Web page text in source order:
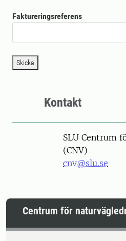
Faktureringsreferens
Skicka
Kontakt
SLU Centrum
(CNV)
cnv@slu.se
Centrum för